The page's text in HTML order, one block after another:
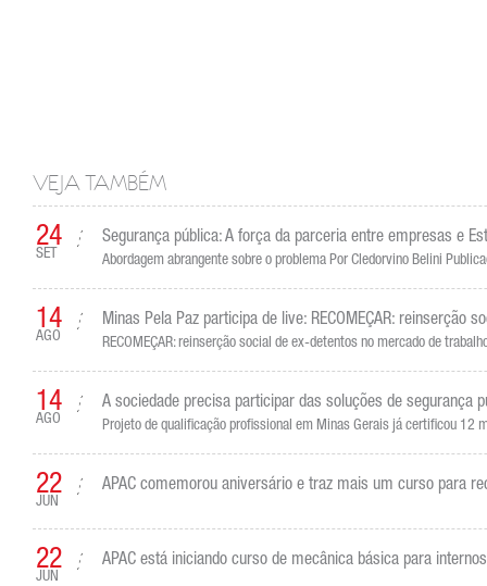
VEJA TAMBÉM
24
SET
Segurança pública: A força da parceria entre empresas e
Abordagem abrangente sobre o problema Por Cledorvino Belini
14
AGO
Minas Pela Paz participa de live: RECOMEÇAR: reinserção
RECOMEÇAR: reinserção social de ex-detentos no mercado de
14
AGO
A sociedade precisa participar das soluções de segurança
Projeto de qualificação profissional em Minas Gerais já certificou 12
22
JUN
APAC comemorou aniversário e traz mais um curso para
22
JUN
APAC está iniciando curso de mecânica básica para internos